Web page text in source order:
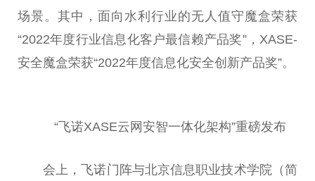
场景。其中，面向水利行业的无人值守魔盒荣获
“2022年度行业信息化客户最信赖产品奖”，XASE-
安全魔盒荣获“2022年度信息化安全创新产品奖”。
“飞诺XASE云网安智一体化架构”重磅发布
会上，飞诺门阵与北京信息职业技术学院（简